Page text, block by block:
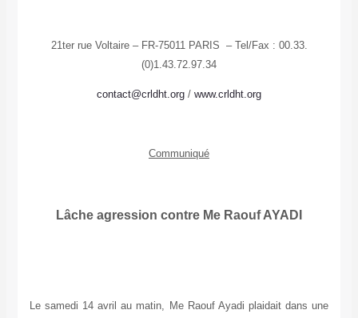
21ter rue Voltaire – FR-75011 PARIS – Tel/Fax : 00.33.
(0)1.43.72.97.34
contact@crldht.org / www.crldht.org
Communiqué
Lâche agression contre Me Raouf AYADI
Le samedi 14 avril au matin, Me Raouf Ayadi plaidait dans une